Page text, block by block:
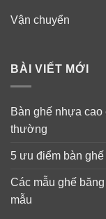
Vận chuyển
BÀI VIẾT MỚI
Bàn ghế nhựa
thường
5 ưu điểm bàn
Các mẫu ghế
mẫu